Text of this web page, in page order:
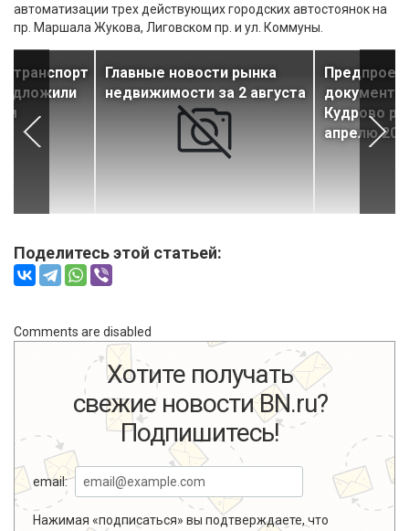
автоматизации трех действующих городских автостоянок на
пр. Маршала Жукова, Лиговском пр. и ул. Коммуны.
транспорт
Главные новости рынка
недвижимости за 2 августа
Кудрово
апрелю
Поделитесь этой статьей:
Comments are disabled
Хотите получать
свежие новости BN.ru?
Подпишитесь!
email:
Нажимая «подписаться» вы подтверждаете, что